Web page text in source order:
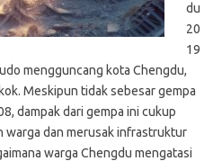
du
20
19
mengguncang kota Chengdu,
Meskipun tidak sebesar gempa
dampak dari gempa ini cukup
warga dan merusak infrastruktur
warga Chengdu mengatasi